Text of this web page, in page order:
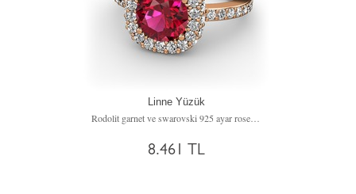
Linne Yüzük
Rodolit garnet ve swarovski 925 ayar rose altın kaplama gümüş yüzük
8.461 TL